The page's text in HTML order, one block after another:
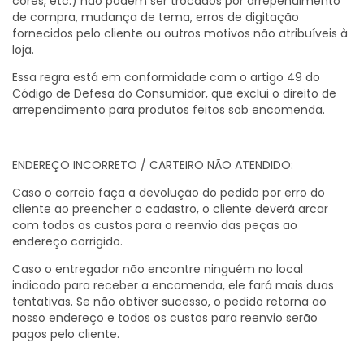
de compra, mudança de tema, erros de digitação
fornecidos pelo cliente ou outros motivos não atribuíveis à
loja.
Essa regra está em conformidade com o artigo 49 do
Código de Defesa do Consumidor, que exclui o direito de
arrependimento para produtos feitos sob encomenda.
ENDEREÇO INCORRETO / CARTEIRO NÃO ATENDIDO:
Caso o correio faça a devolução do pedido por erro do
cliente ao preencher o cadastro, o cliente deverá arcar
com todos os custos para o reenvio das peças ao
endereço corrigido.
Caso o entregador não encontre ninguém no local
indicado para receber a encomenda, ele fará mais duas
tentativas. Se não obtiver sucesso, o pedido retorna ao
nosso endereço e todos os custos para reenvio serão
pagos pelo cliente.